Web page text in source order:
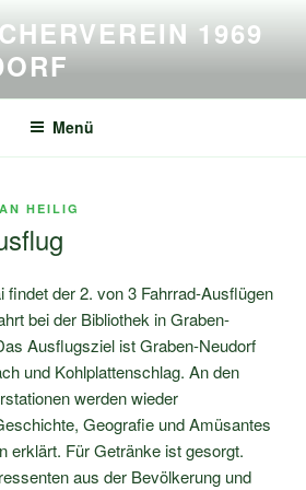
1969
Menü
HEILIG
der 2. von 3 Fahrrad-Ausflügen
bei der Bibliothek in Graben-
Ausflugsziel ist Graben-Neudorf
und Kohlplattenschlag. An den
werden wieder
Geografie und Amüsantes
erklärt. Für Getränke ist gesorgt.
aus der Bevölkerung und